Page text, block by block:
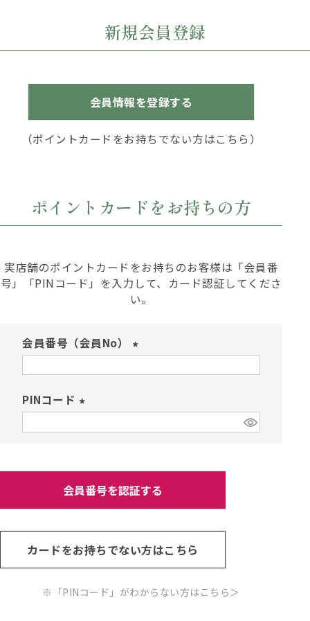
新規会員登録
会員情報を登録する
（ポイントカードをお持ちでない方はこちら）
ポイントカードをお持ちの方
実店舗のポイントカードをお持ちのお客様は「会員番
号」「PINコード」を入力して、カード認証してくださ
い。
会員番号（会員No）
必
)
PINコード
必
)
会員番号を認証する
カードをお持ちでない方はこちら
※「PINコード」がわからない方はこちら ＞